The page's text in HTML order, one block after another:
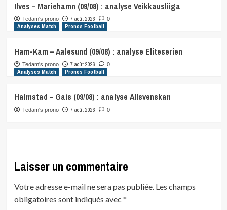
Ilves – Mariehamn (09/08) : analyse Veikkausliiga
Tedam's prono 7 août 2026 0
Analyses Match Pronos Football
Ham-Kam – Aalesund (09/08) : analyse Eliteserien
Tedam's prono 7 août 2026 0
Analyses Match Pronos Football
Halmstad – Gais (09/08) : analyse Allsvenskan
Tedam's prono 7 août 2026 0
Laisser un commentaire
Votre adresse e-mail ne sera pas publiée. Les champs
obligatoires sont indiqués avec *